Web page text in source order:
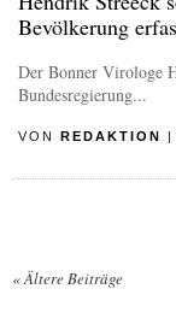
Bevölkerung
Der Bonner Virologe
Bundesregierung...
VON REDAKTION |
«Ältere Beiträge